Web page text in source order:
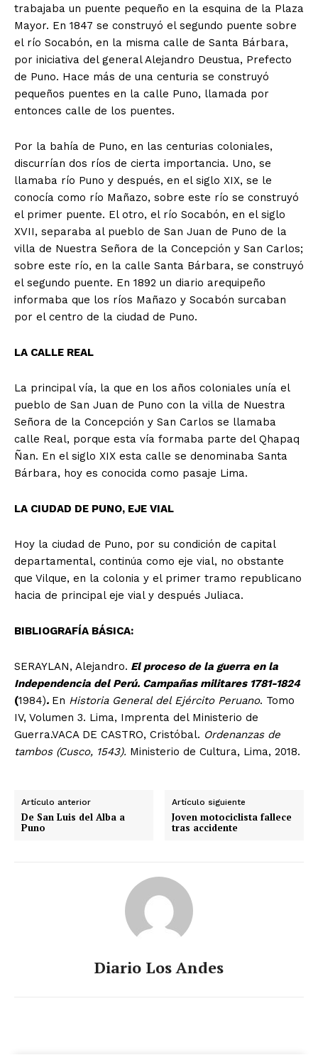
SUSCRIBETE
Diario los Andes
Nosotros
Contacto
Prensa
trabajaba un puente pequeño en la esquina de la Plaza
Mayor. En 1847 se construyó el segundo puente sobre
el río Socabón, en la misma calle de Santa Bárbara,
por iniciativa del general Alejandro Deustua, Prefecto
de Puno. Hace más de una centuria se construyó
pequeños puentes en la calle Puno, llamada por
entonces calle de los puentes.
Por la bahía de Puno, en las centurias coloniales,
discurrían dos ríos de cierta importancia. Uno, se
llamaba río Puno y después, en el siglo XIX, se le
conocía como río Mañazo, sobre este río se construyó
el primer puente. El otro, el río Socabón, en el siglo
XVII, separaba al pueblo de San Juan de Puno de la
villa de Nuestra Señora de la Concepción y San Carlos;
sobre este río, en la calle Santa Bárbara, se construyó
el segundo puente. En 1892 un diario arequipeño
informaba que los ríos Mañazo y Socabón surcaban
por el centro de la ciudad de Puno.
LA CALLE REAL
La principal vía, la que en los años coloniales unía el
pueblo de San Juan de Puno con la villa de Nuestra
Señora de la Concepción y San Carlos se llamaba
calle Real, porque esta vía formaba parte del Qhapaq
Ñan. En el siglo XIX esta calle se denominaba Santa
Bárbara, hoy es conocida como pasaje Lima.
LA CIUDAD DE PUNO, EJE VIAL
Hoy la ciudad de Puno, por su condición de capital
departamental, continúa como eje vial, no obstante
que Vilque, en la colonia y el primer tramo republicano
hacia de principal eje vial y después Juliaca.
BIBLIOGRAFÍA BÁSICA:
SERAYLAN, Alejandro. El proceso de la guerra en la
Independencia del Perú. Campañas militares 1781-1824
(1984). En Historia General del Ejército Peruano. Tomo
IV, Volumen 3. Lima, Imprenta del Ministerio de
Guerra.VACA DE CASTRO, Cristóbal. Ordenanzas de
tambos (Cusco, 1543). Ministerio de Cultura, Lima, 2018.
Artículo anterior
De San Luis del Alba a
Puno
Artículo siguiente
Joven motociclista fallece
tras accidente
Diario Los Andes